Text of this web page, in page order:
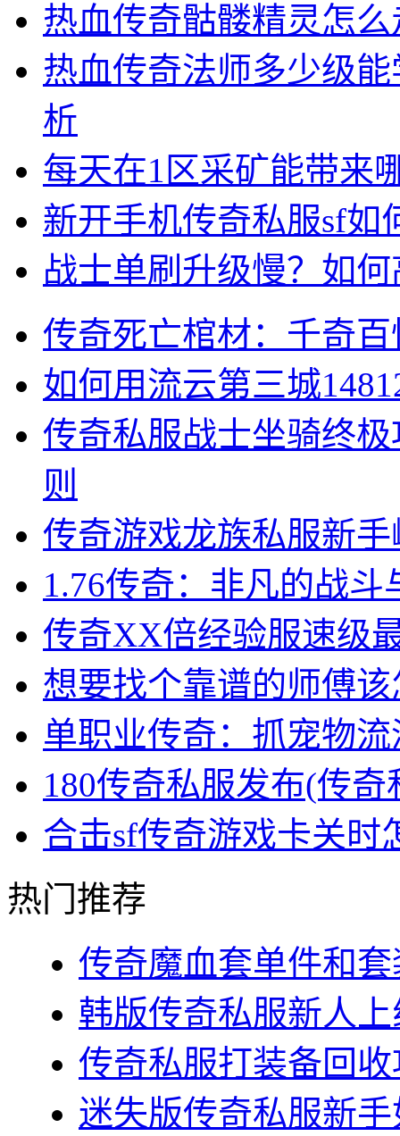
热血传奇骷髅精灵怎
热血传奇法师多少级
析
每天在1区采矿能带来
新开手机传奇私服sf如
战士单刷升级慢？如
传奇死亡棺材：千奇
如何用流云第三城
传奇私服战士坐骑终
则
传奇游戏龙族私服新
1.76传奇：非凡的战斗
传奇XX倍经验服速级
想要找个靠谱的师傅
单职业传奇：抓宠物
180传奇私服发布(传
合击sf传奇游戏卡关时
热门推荐
传奇魔血套单件和
韩版传奇私服新人
传奇私服打装备回
迷失版传奇私服新